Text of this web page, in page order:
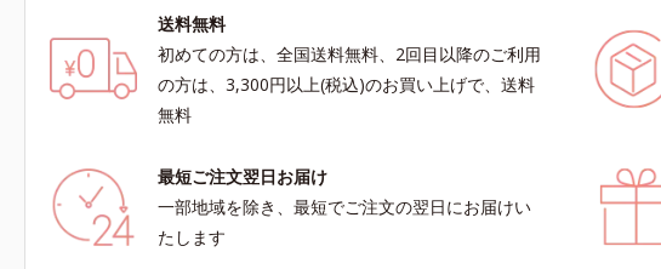
送料無料
初めての方は、全国送料無料、2回目以降のご利用
の方は、3,300円以上(税込)のお買い上げで、送料
無料
最短ご注文翌日お届け
一部地域を除き、最短でご注文の翌日にお届けい
たします